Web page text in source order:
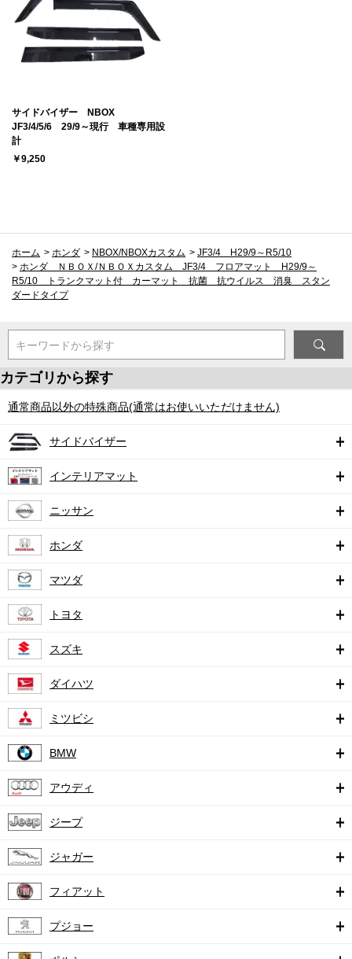
サイドバイザー NBOX
JF3/4/5/6 29/9～現行 車種専用設
計
￥9,250
ホーム > ホンダ > NBOX/NBOXカスタム > JF3/4 H29/9～R5/10
> ホンダ ＮＢＯＸ/ＮＢＯＸカスタム JF3/4 フロアマット H29/9～
R5/10 トランクマット付 カーマット 抗菌 抗ウイルス 消臭 スタン
ダードタイプ
キーワードから探す
カテゴリから探す
通常商品以外の特殊商品(通常はお使いいただけません)
サイドバイザー
インテリアマット
ニッサン
ホンダ
マツダ
トヨタ
スズキ
ダイハツ
ミツビシ
BMW
アウディ
ジープ
ジャガー
フィアット
プジョー